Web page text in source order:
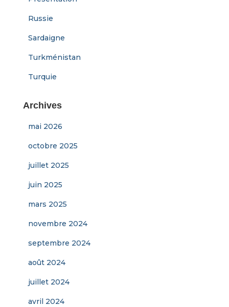
Russie
Sardaigne
Turkménistan
Turquie
Archives
mai 2026
octobre 2025
juillet 2025
juin 2025
mars 2025
novembre 2024
septembre 2024
août 2024
juillet 2024
avril 2024